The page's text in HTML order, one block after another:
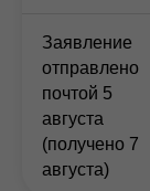
Заявление
отправлено
почтой 5
августа
(получено 7
августа)